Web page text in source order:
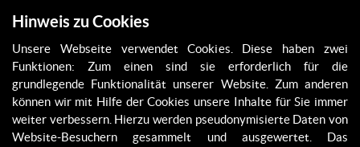
JURY 2026
Hinweis zu Cookies
Unsere Webseite verwendet Cookies. Diese haben zwei
Funktionen: Zum einen sind sie erforderlich für die
grundlegende Funktionalität unserer Website. Zum anderen
können wir mit Hilfe der Cookies unsere Inhalte für Sie immer
weiter verbessern. Hierzu werden pseudonymisierte Daten von
Website-Besuchern gesammelt und ausgewertet. Das